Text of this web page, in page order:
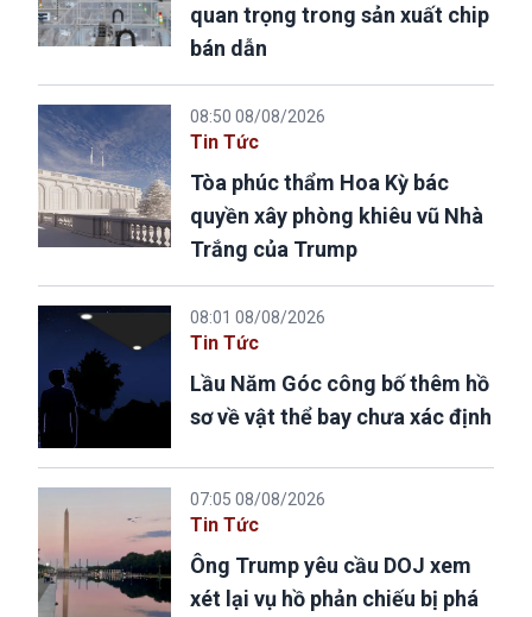
quan trọng trong sản xuất chip
bán dẫn
08:50 08/08/2026
Tin Tức
Tòa phúc thẩm Hoa Kỳ bác
quyền xây phòng khiêu vũ Nhà
Trắng của Trump
08:01 08/08/2026
Tin Tức
Lầu Năm Góc công bố thêm hồ
sơ về vật thể bay chưa xác định
07:05 08/08/2026
Tin Tức
Ông Trump yêu cầu DOJ xem
xét lại vụ hồ phản chiếu bị phá